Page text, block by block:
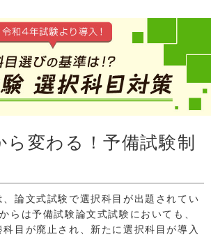
ら変わる！予備試験制
論文式試験で選択科目が出題されてい
らは予備試験論文式試験においても、
目が廃止され、新たに選択科目が導入